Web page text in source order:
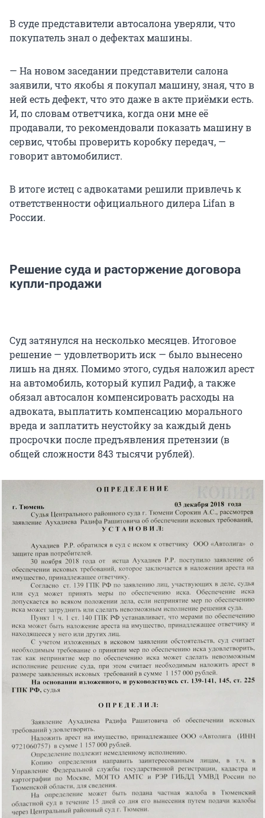
В суде представители автосалона уверяли, что
покупатель знал о дефектах машины.
— На новом заседании представители салона
заявили, что якобы я покупал машину, зная, что в
ней есть дефект, что это даже в акте приёмки есть.
И, по словам ответчика, когда они мне её
продавали, то рекомендовали показать машину в
сервис, чтобы проверить коробку передач, —
говорит автомобилист.
В итоге истец с адвокатами решили привлечь к
ответственности официального дилера Lifan в
России.
Решение суда и расторжение договора
купли-продажи
Суд затянулся на несколько месяцев. Итоговое
решение — удовлетворить иск — было вынесено
лишь на днях. Помимо этого, судья наложил арест
на автомобиль, который купил Радиф, а также
обязал автосалон компенсировать расходы на
адвоката, выплатить компенсацию морального
вреда и заплатить неустойку за каждый день
просрочки после предъявления претензии (в
общей сложности 843 тысячи рублей).